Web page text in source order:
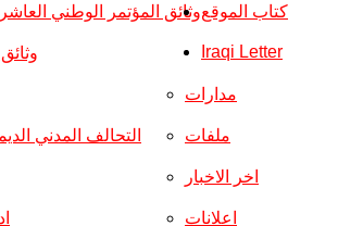
وثائق المؤتمر الوطني
التحالف المدني
مدارات
ملفات
اخر الاخبار
اعلانات
كتاب الموقع
Iraqi Letter